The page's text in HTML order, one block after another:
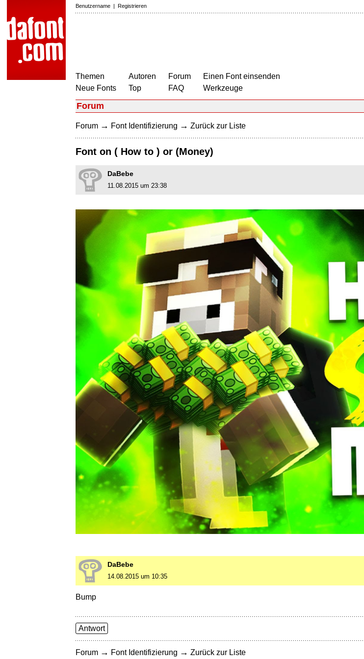
Benutzername | Registrieren
Themen
Neue Fonts
Autoren
Top
Forum
FAQ
Einen Font einsenden
Werkzeuge
Forum
Forum → Font Identifizierung → Zurück zur Liste
Font on ( How to ) or (Money)
DaBebe
11.08.2015 um 23:38
DaBebe
14.08.2015 um 10:35
Bump
Antwort
Forum → Font Identifizierung → Zurück zur Liste